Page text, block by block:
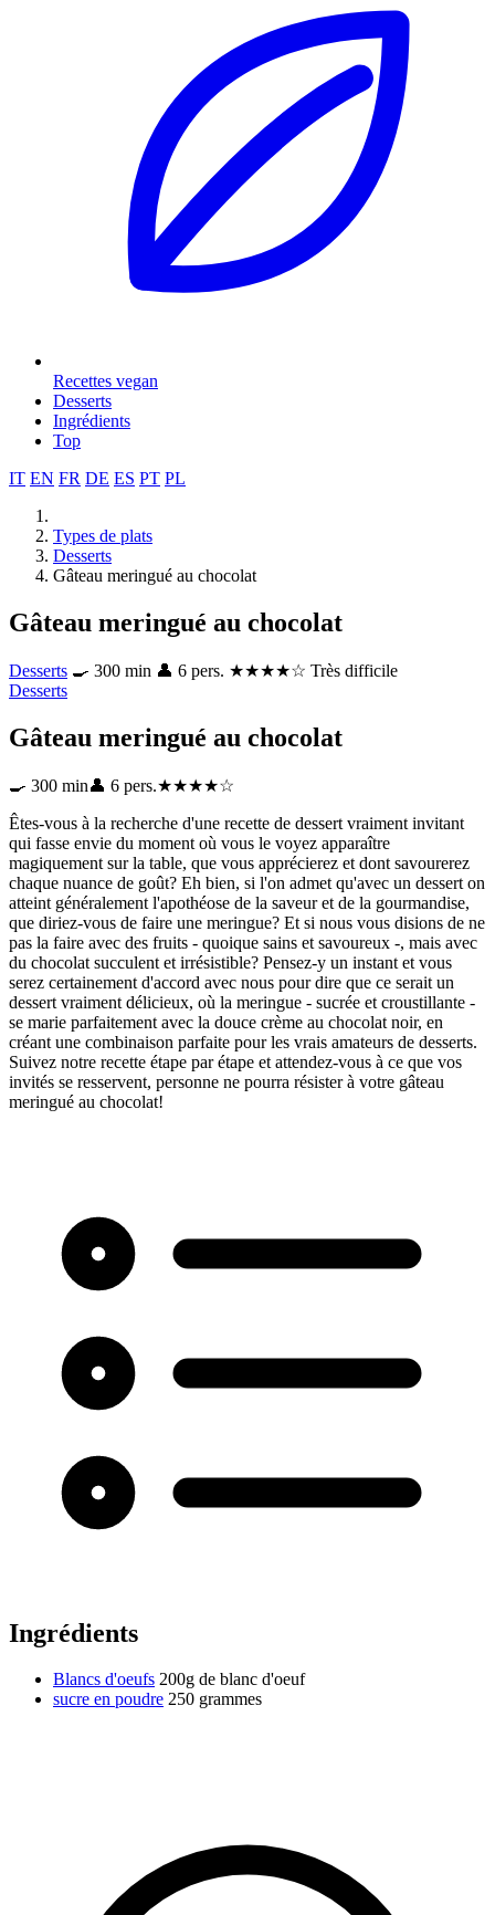
Recettes vegan
Desserts
Ingrédients
Top
IT EN FR DE ES PT PL
Types de plats
Desserts
Gâteau meringué au chocolat
Gâteau meringué au chocolat
Desserts 🍳 300 min 👤 6 pers. ★★★★☆ Très difficile
Desserts
Gâteau meringué au chocolat
🍳 300 min👤 6 pers.★★★★☆
Êtes-vous à la recherche d'une recette de dessert vraiment invitant
qui fasse envie du moment où vous le voyez apparaître
magiquement sur la table, que vous apprécierez et dont savourerez
chaque nuance de goût? Eh bien, si l'on admet qu'avec un dessert on
atteint généralement l'apothéose de la saveur et de la gourmandise,
que diriez-vous de faire une meringue? Et si nous vous disions de ne
pas la faire avec des fruits - quoique sains et savoureux -, mais avec
du chocolat succulent et irrésistible? Pensez-y un instant et vous
serez certainement d'accord avec nous pour dire que ce serait un
dessert vraiment délicieux, où la meringue - sucrée et croustillante -
se marie parfaitement avec la douce crème au chocolat noir, en
créant une combinaison parfaite pour les vrais amateurs de desserts.
Suivez notre recette étape par étape et attendez-vous à ce que vos
invités se resservent, personne ne pourra résister à votre gâteau
meringué au chocolat!
Ingrédients
Blancs d'oeufs 200g de blanc d'oeuf
sucre en poudre 250 grammes